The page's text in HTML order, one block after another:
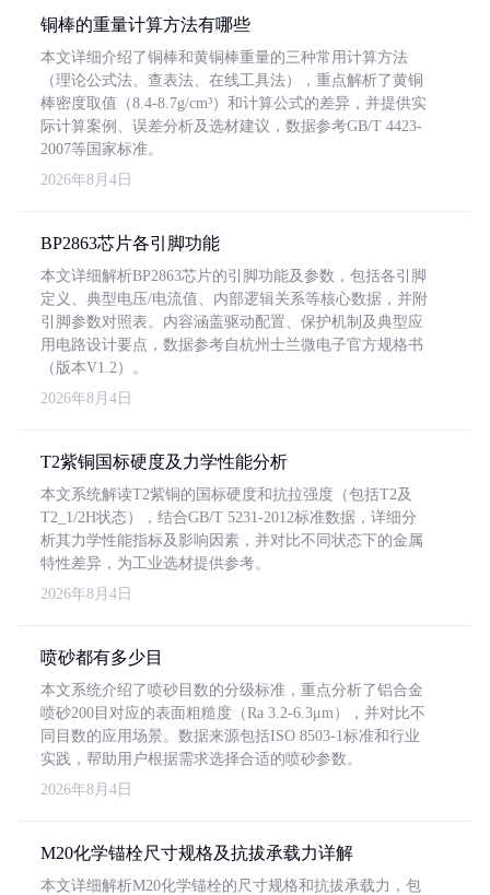
铜棒的重量计算方法有哪些
本文详细介绍了铜棒和黄铜棒重量的三种常用计算方法
（理论公式法、查表法、在线工具法），重点解析了黄铜
棒密度取值（8.4-8.7g/cm³）和计算公式的差异，并提供实
际计算案例、误差分析及选材建议，数据参考GB/T 4423-
2007等国家标准。
2026年8月4日
BP2863芯片各引脚功能
本文详细解析BP2863芯片的引脚功能及参数，包括各引脚
定义、典型电压/电流值、内部逻辑关系等核心数据，并附
引脚参数对照表。内容涵盖驱动配置、保护机制及典型应
用电路设计要点，数据参考自杭州士兰微电子官方规格书
（版本V1.2）。
2026年8月4日
T2紫铜国标硬度及力学性能分析
本文系统解读T2紫铜的国标硬度和抗拉强度（包括T2及
T2_1/2H状态），结合GB/T 5231-2012标准数据，详细分
析其力学性能指标及影响因素，并对比不同状态下的金属
特性差异，为工业选材提供参考。
2026年8月4日
喷砂都有多少目
本文系统介绍了喷砂目数的分级标准，重点分析了铝合金
喷砂200目对应的表面粗糙度（Ra 3.2-6.3μm），并对比不
同目数的应用场景。数据来源包括ISO 8503-1标准和行业
实践，帮助用户根据需求选择合适的喷砂参数。
2026年8月4日
M20化学锚栓尺寸规格及抗拔承载力详解
本文详细解析M20化学锚栓的尺寸规格和抗拔承载力，包